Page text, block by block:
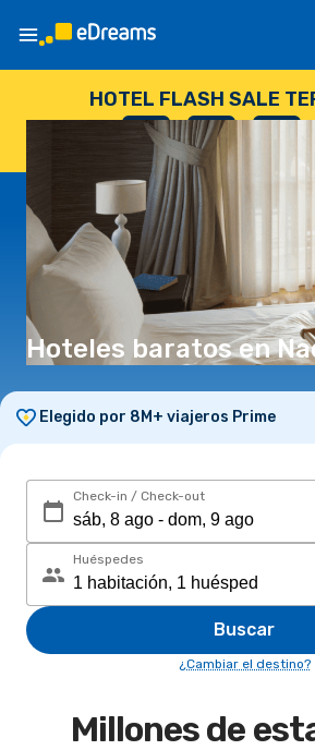
HOTEL FLASH SALE
--
DÍAS
: --
HORAS
:
Hoteles baratos en
Elegido por 8M+ viajeros Prime
Check-in / Check-out
Huéspedes
Buscar
¿Cambiar el destino?
Millones de